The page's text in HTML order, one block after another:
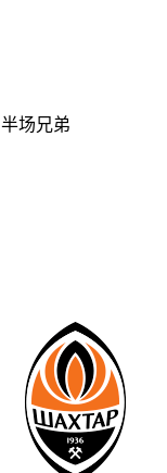
半场兄弟